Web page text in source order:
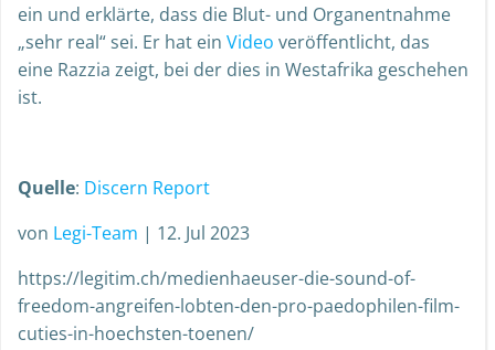
ein und erklärte, dass die Blut- und Organentnahme
„sehr real“ sei. Er hat ein Video veröffentlicht, das
eine Razzia zeigt, bei der dies in Westafrika geschehen
ist.
Quelle: Discern Report
von Legi-Team | 12. Jul 2023
https://legitim.ch/medienhaeuser-die-sound-of-
freedom-angreifen-lobten-den-pro-paedophilen-film-
cuties-in-hoechsten-toenen/